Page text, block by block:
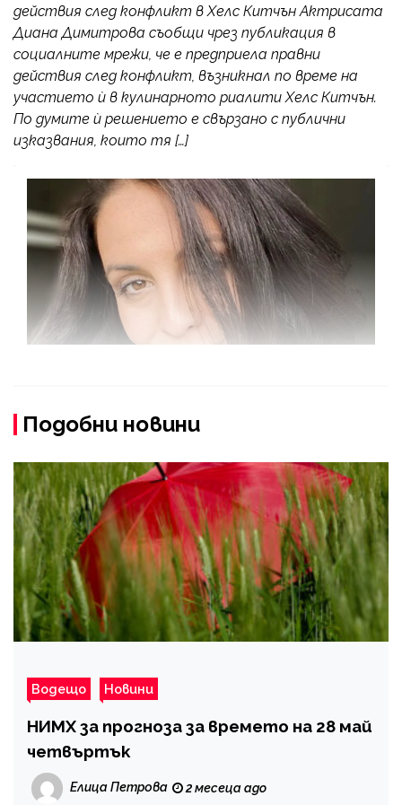
действия след конфликт в Хелс Китчън Актрисата
Диана Димитрова съобщи чрез публикация в
социалните мрежи, че е предприела правни
действия след конфликт, възникнал по време на
участието ѝ в кулинарното риалити Хелс Китчън.
По думите ѝ решението е свързано с публични
изказвания, които тя […]
Подобни новини
Водещо Новини
НИМХ за прогноза за времето на 28 май
четвъртък
Елица Петрова 2 месеца ago